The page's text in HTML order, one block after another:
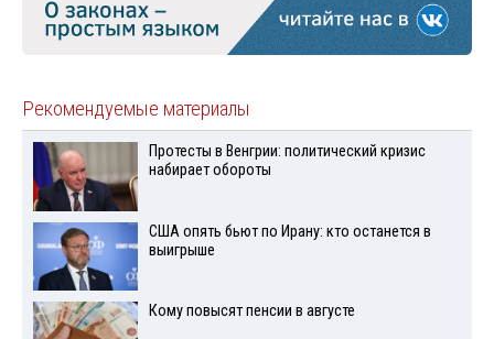
Рекомендуемые материалы
Протесты в Венгрии: политический кризис
набирает обороты
США опять бьют по Ирану: кто останется в
выигрыше
Кому повысят пенсии в августе